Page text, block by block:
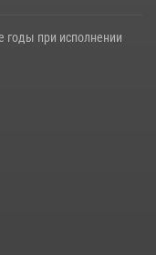
годы при исполнении